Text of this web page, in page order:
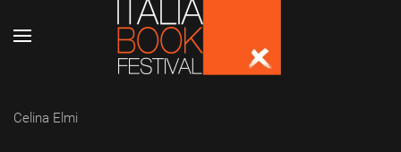
Skip to main content
Celina Elmi